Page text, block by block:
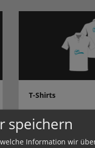
T-Shirts
T-Shirts bei Online
Sachsen
speichern
Information wir